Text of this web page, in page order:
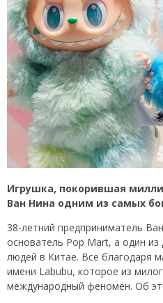
Игрушка, покорившая
Ван Нина одним из самых
38-летний предприниматель
основатель Pop Mart, а один
людей в Китае. Всё благодаря
имени Labubu, которое из
международный феномен. Об